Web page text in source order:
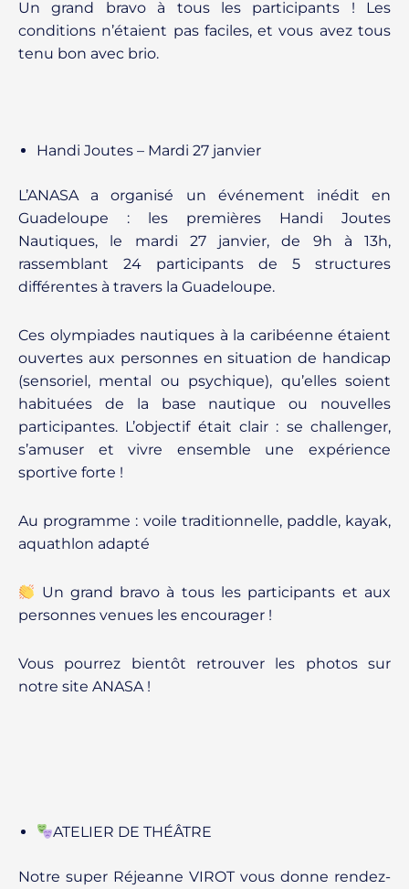
Un grand bravo à tous les participants ! Les
conditions n’étaient pas faciles, et vous avez tous
tenu bon avec brio.
Handi Joutes – Mardi 27 janvier
L’ANASA a organisé un événement inédit en
Guadeloupe : les premières Handi Joutes
Nautiques, le mardi 27 janvier, de 9h à 13h,
rassemblant 24 participants de 5 structures
différentes à travers la Guadeloupe.
Ces olympiades nautiques à la caribéenne étaient
ouvertes aux personnes en situation de handicap
(sensoriel, mental ou psychique), qu’elles soient
habituées de la base nautique ou nouvelles
participantes. L’objectif était clair : se challenger,
s’amuser et vivre ensemble une expérience
sportive forte !
Au programme : voile traditionnelle, paddle, kayak,
aquathlon adapté
Un grand bravo à tous les participants et aux
personnes venues les encourager !
Vous pourrez bientôt retrouver les photos sur
notre site ANASA !
ATELIER DE THÉÂTRE
Notre super Réjeanne VIROT vous donne rendez-